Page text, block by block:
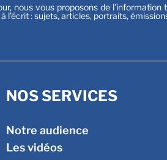
nous vous proposons de
l’écrit : sujets, articles, portraits,
NOS SERVICES
Notre audience
Les vidéos